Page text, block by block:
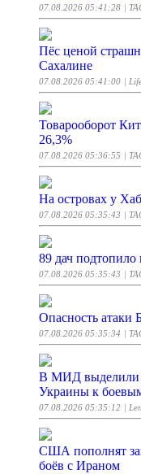
07.08.2026 05:41:28 |
Пёс ценой
Сахалине
07.08.2026 05:41:00 |
Товарооборот
26,3%
07.08.2026 05:36:55 |
На островах у
07.08.2026 05:35:43 |
89 дач подтопило
07.08.2026 05:35:43 |
Опасность атаки
07.08.2026 05:35:34 |
В МИД выделили
Украины к
07.08.2026 05:35:12 |
США пополнят
боёв с Ираном